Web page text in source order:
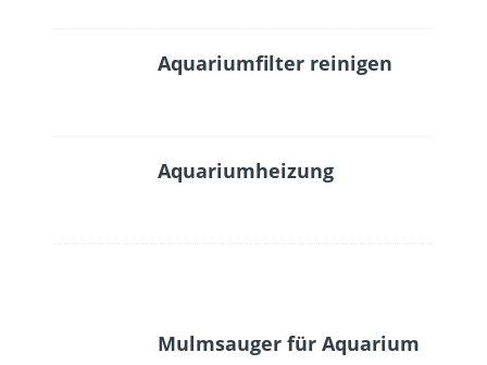
Aquariumfilter reinigen
Aquariumheizung
Mulmsauger für Aquarium